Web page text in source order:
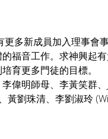
多新成員加入理事會事
福音工作。求神興起
育更多門徒的目標。
偉明師母、李黃笑群
劉珠清、李劉淑玲